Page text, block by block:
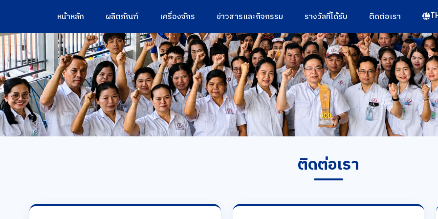
หน้าหลัก ผลิตภัณฑ์ เครื่องจักร ข่าวสารและกิจกรรม รางวัลที่ได้รับ ติดต่อเรา
ติดต่อเรา